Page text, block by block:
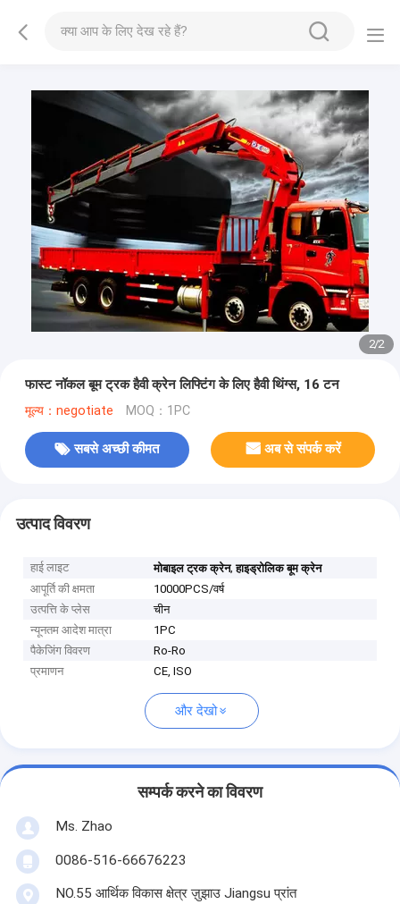
2/2
फास्ट नॉकल बूम ट्रक हैवी क्रेन लिफ्टिंग के लिए हैवी थिंग्स, 16 टन
मूल्य：negotiate MOQ：1PC
सबसे अच्छी कीमत अब से संपर्क करें
उत्पाद विवरण
हाई लाइट मोबाइल ट्रक क्रेन,हाइड्रोलिक बूम क्रेन
आपूर्ति की क्षमता
10000PCS/वर्ष
उत्पत्ति के प्लेस
चीन
न्यूनतम आदेश मात्रा
1PC
पैकेजिंग विवरण
Ro-Ro
प्रमाणन
CE, ISO
और देखो
सम्पर्क करने का विवरण
Ms. Zhao
0086-516-66676223
NO.55 आर्थिक विकास क्षेत्र ज़ुझाउ Jiangsu प्रांत